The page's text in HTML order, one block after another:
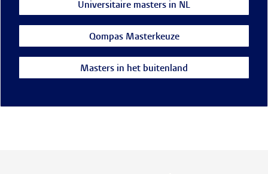
Universitaire masters in NL
Qompas Masterkeuze
Masters in het buitenland